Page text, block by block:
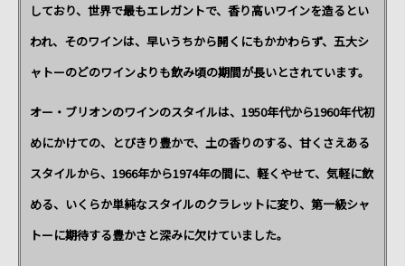
しており、世界で最もエレガントで、香り高いワインを造るとい
われ、そのワインは、早いうちから開くにもかかわらず、五大シ
ャトーのどのワインよりも飲み頃の期間が長いとされています。
オー・ブリオンのワインのスタイルは、1950年代から1960年代初
めにかけての、とびきり豊かで、土の香りのする、甘くさえある
スタイルから、1966年から1974年の間に、軽くやせて、気軽に飲
める、いくらか単純なスタイルのクラレットに変り、第一級シャ
トーに期待する豊かさと深みに欠けていました。